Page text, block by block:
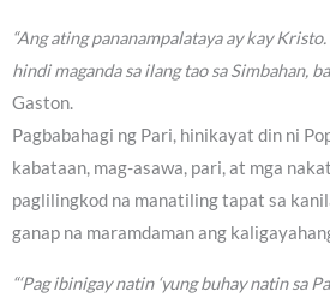
“Ang ating pananampalataya ay kay
hindi maganda sa ilang tao sa Simbahan,
Gaston.
Pagbabahagi ng Pari, hinikayat din ni
kabataan, mag-asawa, pari, at mga
paglilingkod na manatiling tapat sa
ganap na maramdaman ang
“‘Pag ibinigay natin ‘yung buhay natin sa